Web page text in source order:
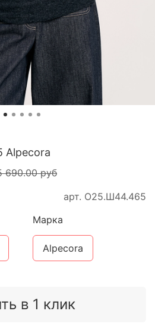
арт. О25.Ш44.465
Alpecora
690.00 руб
в 1 клик
Марка
Alpecora